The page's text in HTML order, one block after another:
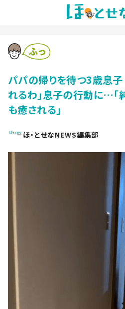
パパの帰りを待つ3歳息
れるわ」息子の行動に…「純
も癒される」
ほ・とせなNEWS編集部